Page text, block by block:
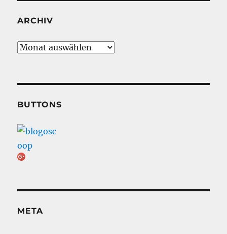
ARCHIV
Archiv
BUTTONS
META